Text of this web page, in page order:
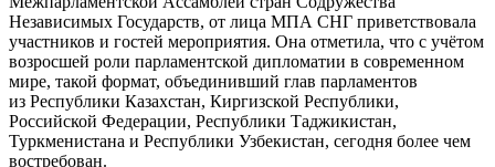
Независимых Государств, от лица МПА СНГ приветствовала
участников и гостей мероприятия. Она отметила, что с учётом
возросшей роли парламентской дипломатии в современном
мире, такой формат, объединивший глав парламентов
из Республики Казахстан, Киргизской Республики,
Российской Федерации, Республики Таджикистан,
Туркменистана и Республики Узбекистан, сегодня более чем
востребован.